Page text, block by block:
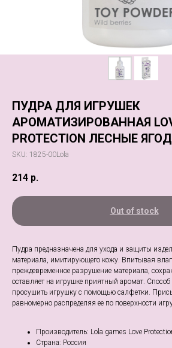
ПУДРА ДЛЯ ИГРУШЕК
АРОМАТИЗИРОВАННАЯ
PROTECTION ЛЕСНЫЕ
SKU: 1825-00Lola
214 р.
Out of stock
Пудра предназначена для ухода и защиты
материала, имитирующего кожу. Впитывая
преждевременное разрушение материала,
оставляет на игрушке приятный аромат.
просушить игрушку с помощью салфетки.
равномерно распределяя ее по поверхности
Производитель: Lola games Love
Страна: Россия